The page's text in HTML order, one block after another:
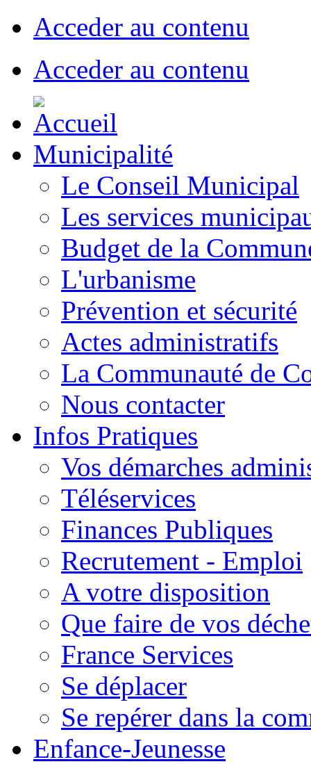
Acceder au contenu
Acceder au contenu
Municipalité
Le Conseil Municipal
Les services
Budget de la
L'urbanisme
Prévention et sécurité
Actes administratifs
La Communauté de
Nous contacter
Infos Pratiques
Vos démarches
Téléservices
Finances Publiques
Recrutement - Emploi
A votre disposition
Que faire de vos
France Services
Se déplacer
Se repérer dans la
Enfance-Jeunesse